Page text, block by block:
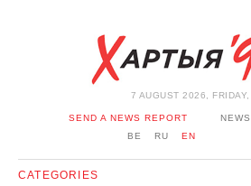
7 AUGUST 2026,
SEND A NEWS REPORT
BE
RU EN
CATEGORIES